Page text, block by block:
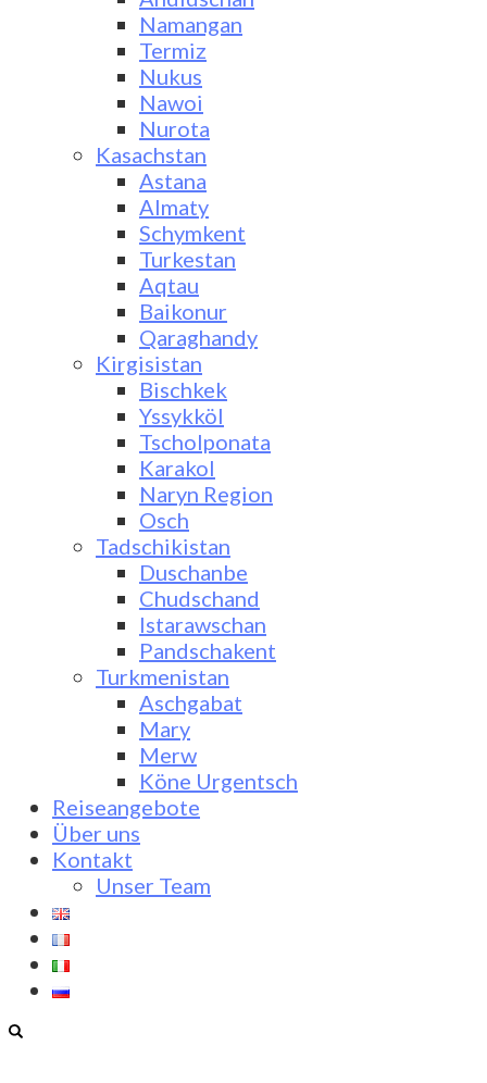
Namangan
Termiz
Nukus
Nawoi
Nurota
Kasachstan
Astana
Almaty
Schymkent
Turkestan
Aqtau
Baikonur
Qaraghandy
Kirgisistan
Bischkek
Yssykköl
Tscholponata
Karakol
Naryn Region
Osch
Tadschikistan
Duschanbe
Chudschand
Istarawschan
Pandschakent
Turkmenistan
Aschgabat
Mary
Merw
Köne Urgentsch
Reiseangebote
Über uns
Kontakt
Unser Team